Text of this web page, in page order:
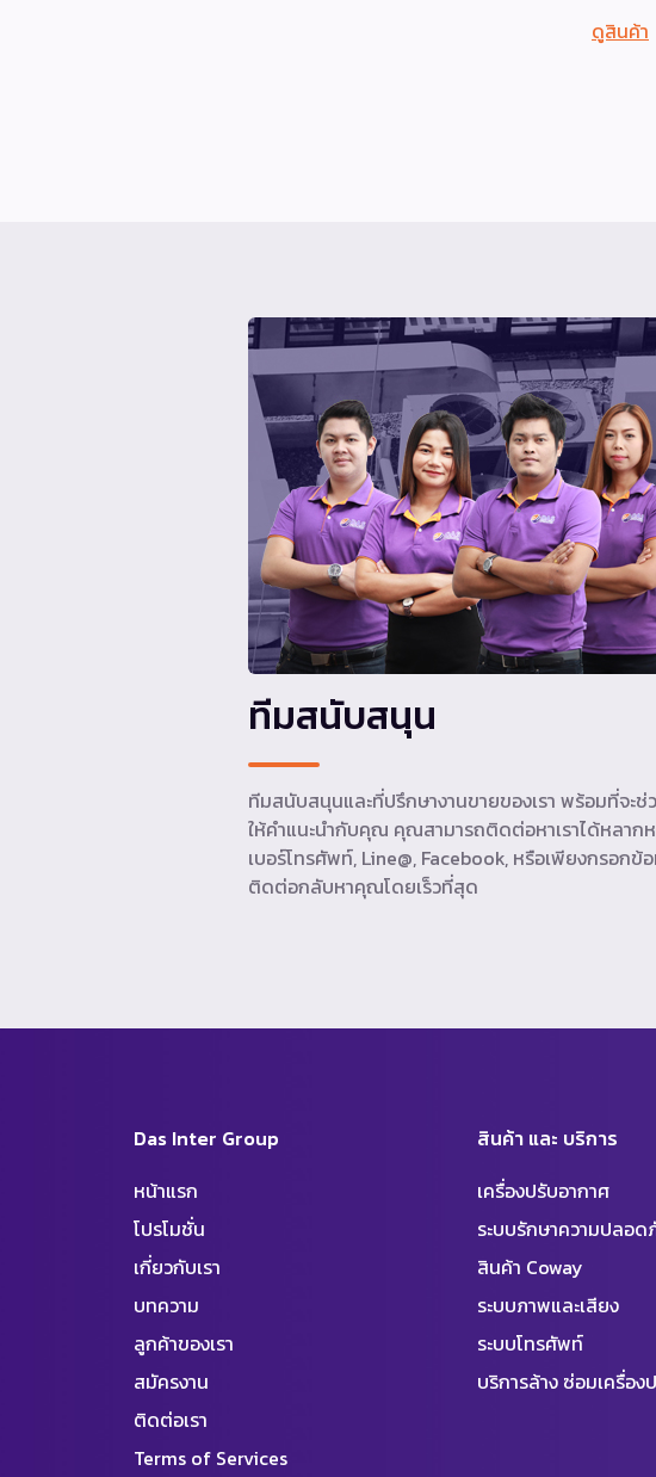
ดูสินค้า
ทีมสนับสนุน
ทีมสนับสนุนและที่ปรึกษางานขายของเรา พร้อมที่จะช่
ให้คำแนะนำกับคุณ คุณสามารถติดต่อหาเราได้หลาก
เบอร์โทรศัพท์, Line@, Facebook, หรือเพียงกรอกข้
ติดต่อกลับหาคุณโดยเร็วที่สุด
Das Inter Group
หน้าแรก
โปรโมชั่น
เกี่ยวกับเรา
บทความ
ลูกค้าของเรา
สมัครงาน
ติดต่อเรา
Terms of Services
สินค้า และ บริการ
เครื่องปรับอากาศ
ระบบรักษาความปลอด
สินค้า Coway
ระบบภาพและเสียง
ระบบโทรศัพท์
บริการล้าง ซ่อมเครื่อง